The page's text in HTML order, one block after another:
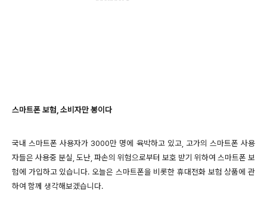
스마트폰 보험, 소비자만 봉이다
국내 스마트폰 사용자가 3000만 명에 육박하고 있고, 고가의 스마트폰 사용
자들은 사용중 분실, 도난, 파손의 위험으로부터 보호 받기 위하여 스마트폰 보
험에 가입하고 있습니다. 오늘은 스마트폰을 비롯한 휴대전화 보험 상품에 관
하여 함께 생각해보겠습니다.